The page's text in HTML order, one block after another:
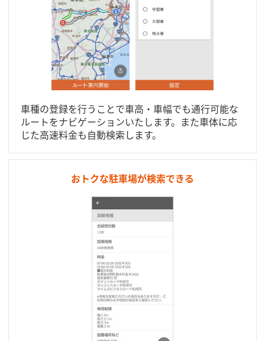
車種の登録を行うことで車高・車幅でも通行可能な
ルートをナビゲーションいたします。また車体に応
じた高速料金も自動検索します。
おトクな駐車場が検索できる